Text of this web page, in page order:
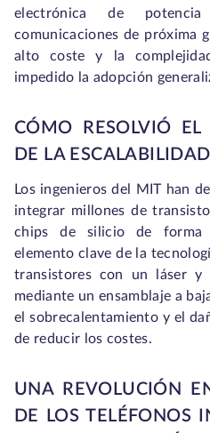
electrónica de
comunicaciones de próxima
alto coste y la
impedido la adopción
CÓMO RESOLVIÓ
DE LA ESCALABILIDAD
Los ingenieros del MIT han
integrar millones de
chips de silicio de forma
elemento clave de la
transistores con un láser y
mediante un ensamblaje a
el sobrecalentamiento y el
de reducir los costes.
UNA REVOLUCIÓN
DE LOS TELÉFONOS